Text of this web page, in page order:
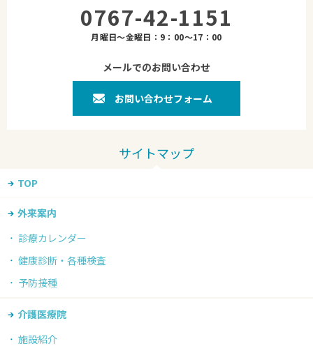
0767-42-1151
月曜日～金曜日：9：00～17：00
メールでのお問い合わせ
お問い合わせフォーム
TOP
外来案内
診療カレンダー
健康診断・各種検査
予防接種
介護医療院
施設紹介